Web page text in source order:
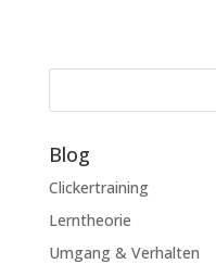
Blog
Clickertraining
Lerntheorie
Umgang & Verhalten